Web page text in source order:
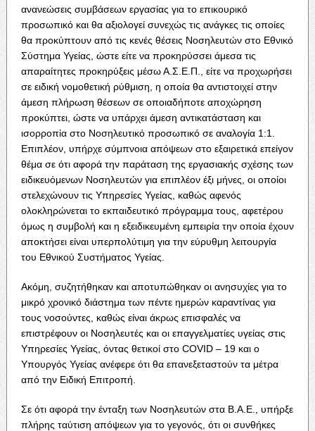
ανανεώσεις συμβάσεων εργασίας για το επικουρικό
προσωπικό και θα αξιολογεί συνεχώς τις ανάγκες τις οποίες
θα προκύπτουν από τις κενές θέσεις Νοσηλευτών στο Εθνικό
Σύστημα Υγείας, ώστε είτε να προκηρύσσει άμεσα τις
απαραίτητες προκηρύξεις μέσω Α.Σ.Ε.Π., είτε να προχωρήσει
σε ειδική νομοθετική ρύθμιση, η οποία θα αντιστοιχεί στην
άμεση πλήρωση θέσεων σε οποιαδήποτε αποχώρηση
προκύπτει, ώστε να υπάρχει άμεση αντικατάσταση και
ισορροπία στο Νοσηλευτικό προσωπικό σε αναλογία 1:1.
Επιπλέον, υπήρχε σύμπνοια απόψεων στο εξαιρετικά επείγον
θέμα σε ότι αφορά την παράταση της εργασιακής σχέσης των
ειδικευόμενων Νοσηλευτών για επιπλέον έξι μήνες, οι οποίοι
στελεχώνουν τις Υπηρεσίες Υγείας, καθώς αφενός
ολοκληρώνεται το εκπαιδευτικό πρόγραμμα τους, αφετέρου
όμως η συμβολή και η εξειδικευμένη εμπειρία την οποία έχουν
αποκτήσει είναι υπερπολύτιμη για την εύρυθμη λειτουργία
του Εθνικού Συστήματος Υγείας.
Ακόμη, συζητήθηκαν και αποτυπώθηκαν οι ανησυχίες για το
μικρό χρονικό διάστημα των πέντε ημερών καραντίνας για
τους νοσούντες, καθώς είναι άκρως επισφαλές να
επιστρέφουν οι Νοσηλευτές και οι επαγγελματίες υγείας στις
Υπηρεσίες Υγείας, όντας θετικοί στο COVID – 19 και ο
Υπουργός Υγείας ανέφερε ότι θα επανεξεταστούν τα μέτρα
από την Ειδική Επιτροπή.
Σε ότι αφορά την ένταξη των Νοσηλευτών στα Β.Α.Ε., υπήρξε
πλήρης ταύτιση απόψεων για το γεγονός, ότι οι συνθήκες